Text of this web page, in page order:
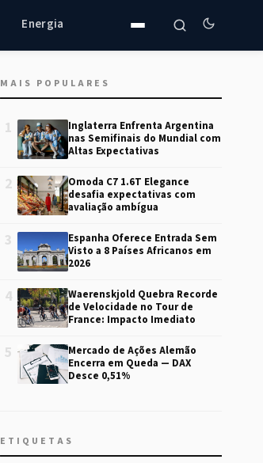
Energia
MAIS POPULARES
1
Inglaterra Enfrenta Argentina
nas Semifinais do Mundial com
Altas Expectativas
2
Omoda C7 1.6T Elegance
desafia expectativas com
avaliação ambígua
3
Espanha Oferece Entrada Sem
Visto a 8 Países Africanos em
2026
4
Waerenskjold Quebra Recorde
de Velocidade no Tour de
France: Impacto Imediato
5
Mercado de Ações Alemão
Encerra em Queda — DAX
Desce 0,51%
ETIQUETAS